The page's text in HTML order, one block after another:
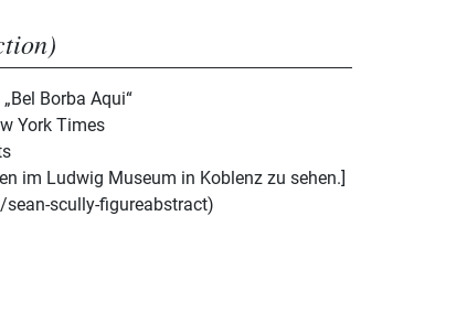
Borba Aqui“
York Times
im Ludwig Museum in Koblenz zu sehen.]
scully-figureabstract)